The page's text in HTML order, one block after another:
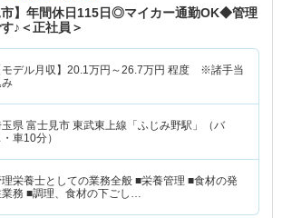
市】年間休日115日◎マイカー通勤OK◆管理
♪＜正社員＞
モデル月収】 20.1万円～26.7万円 程度 ※諸手当
県 富士見市 東武東上線「ふじみ野駅」（バ
車10分）
栄養士としての業務全般 ■栄養管理 ■食材の発
業務 ■調理、食材の下ごし…